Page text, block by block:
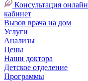
Консультация онлайн
кабинет
Вызов врача на дом
Услуги
Анализы
Цены
Наши доктора
Детское отделение
Программы